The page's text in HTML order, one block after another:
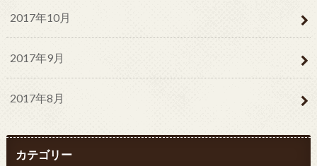
2017年10月
2017年9月
2017年8月
カテゴリー